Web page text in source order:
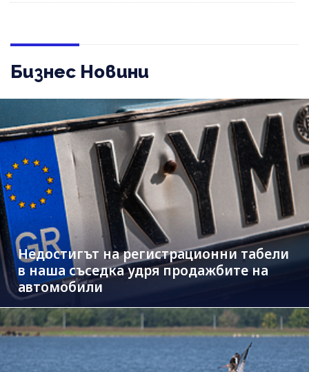
Бизнес Новини
Недостигът на регистрационни табели
в наша съседка удря продажбите на
автомобили